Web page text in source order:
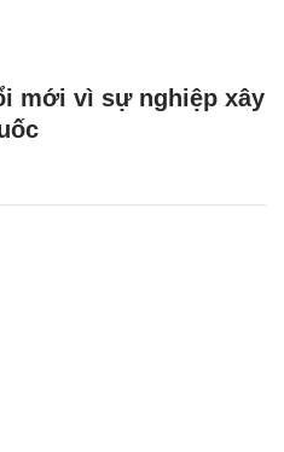
mới vì sự nghiệp xây